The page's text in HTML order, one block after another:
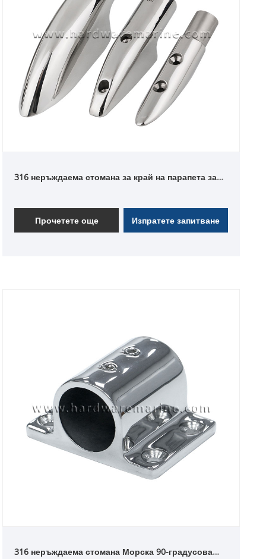
316 неръждаема стомана за край на парапета за
Прочетете още Изпратете запитване
316 неръждаема стомана Морска 90-градусова